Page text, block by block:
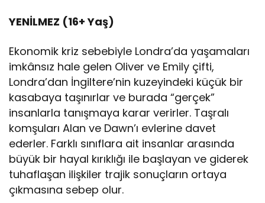
YENİLMEZ (16+ Yaş)
Ekonomik kriz sebebiyle Londra’da yaşamaları
imkânsız hale gelen Oliver ve Emily çifti,
Londra’dan İngiltere’nin kuzeyindeki küçük bir
kasabaya taşınırlar ve burada “gerçek”
insanlarla tanışmaya karar verirler. Taşralı
komşuları Alan ve Dawn’ı evlerine davet
ederler. Farklı sınıflara ait insanlar arasında
büyük bir hayal kırıklığı ile başlayan ve giderek
tuhaflaşan ilişkiler trajik sonuçların ortaya
çıkmasına sebep olur.